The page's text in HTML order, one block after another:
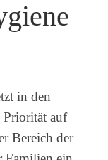
in den
Priorität auf
Bereich der